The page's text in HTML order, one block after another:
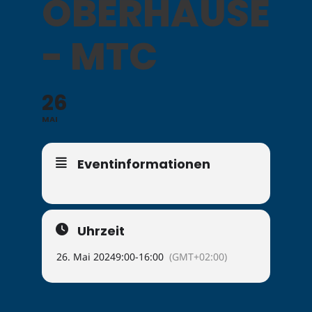
OBERHAUSEN
- MTC
26
MAI
Eventinformationen
Uhrzeit
26. Mai 20249:00-16:00 (GMT+02:00)